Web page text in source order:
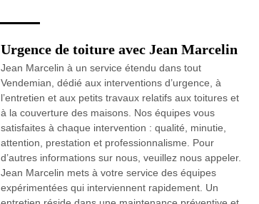
Urgence de toiture avec Jean Marcelin
Jean Marcelin à un service étendu dans tout
Vendemian, dédié aux interventions d’urgence, à
l’entretien et aux petits travaux relatifs aux toitures et
à la couverture des maisons. Nos équipes vous
satisfaites à chaque intervention : qualité, minutie,
attention, prestation et professionnalisme. Pour
d’autres informations sur nous, veuillez nous appeler.
Jean Marcelin mets à votre service des équipes
expérimentées qui interviennent rapidement. Un